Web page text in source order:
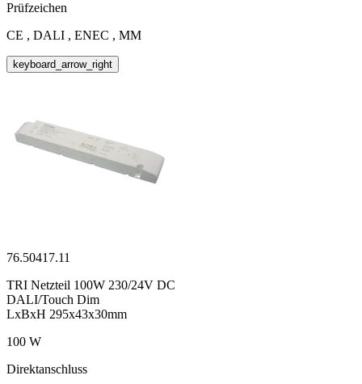
Prüfzeichen
CE , DALI , ENEC , MM
keyboard_arrow_right
76.50417.11
TRI Netzteil 100W 230/24V DC
DALI/Touch Dim
LxBxH 295x43x30mm
100 W
Direktanschluss